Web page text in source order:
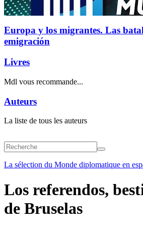
Europa y los migrantes. Las
emigración
Livres
Mdl vous recommande...
Auteurs
La liste de tous les auteurs
La sélection du Monde diplomatique en
Los referendos,
de Bruselas